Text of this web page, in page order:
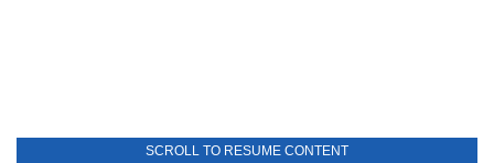
SCROLL TO RESUME CONTENT